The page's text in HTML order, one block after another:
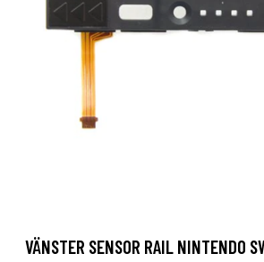
VÄNSTER SENSOR RAIL NINTENDO